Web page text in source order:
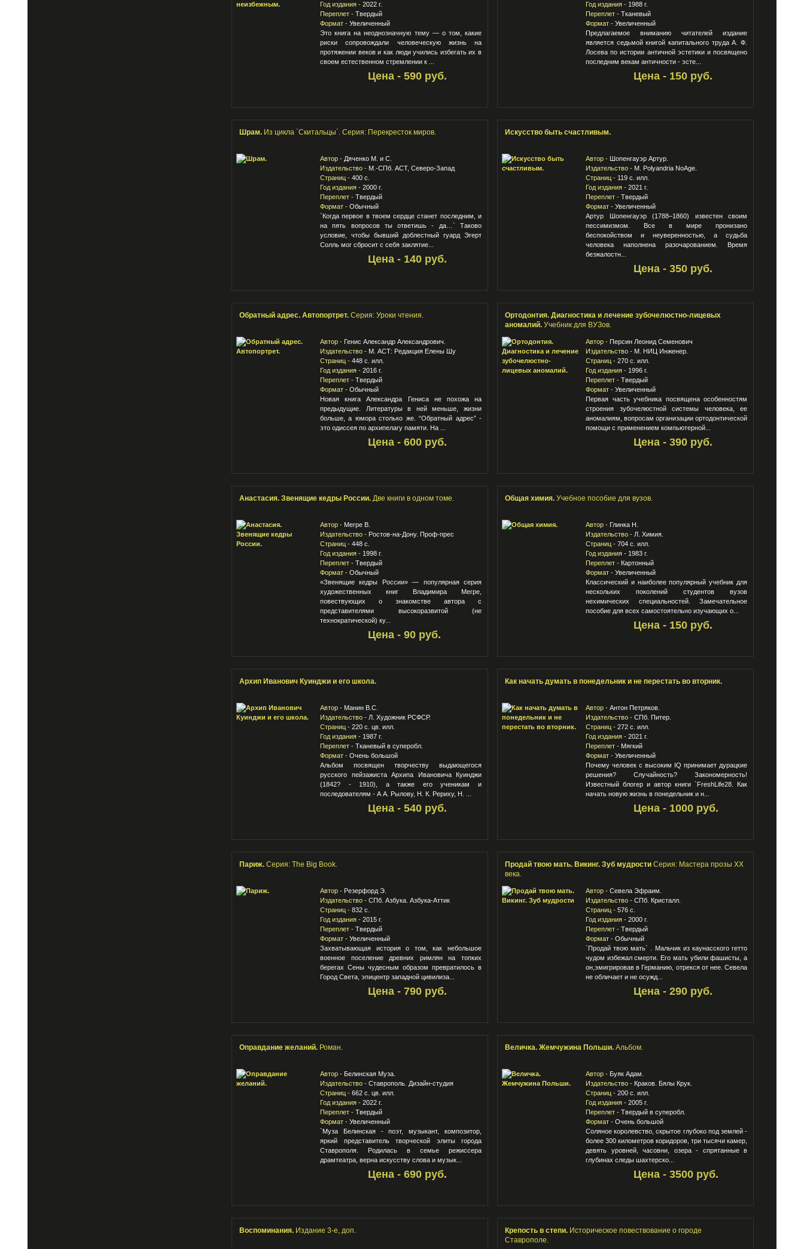
Год издания - 2022 г.
Переплет - Твердый
Формат - Увеличенный
Это книга на неоднозначную тему — о том, какие
риски сопровождали человеческую жизнь на
протяжении веков и как люди учились избегать их в
своем естественном стремлении к ...
Цена - 590 руб.
Год издания - 1988 г.
Переплет - Тканевый
Формат - Увеличенный
Предлагаемое вниманию читателей издание
является седьмой книгой капитального труда А. Ф.
Лосева по истории античной эстетики и посвящено
последним векам античности - эсте...
Цена - 150 руб.
Шрам. Из цикла `Скитальцы`. Серия: Перекресток миров.
Автор - Дяченко М. и С.
Издательство - М.-СПб. АСТ, Северо-Запад
Страниц - 400 с.
Год издания - 2000 г.
Переплет - Твердый
Формат - Обычный
`Когда первое в твоем сердце станет последним, и
на пять вопросов ты ответишь - да…` Таково
условие, чтобы бывший доблестный гуард Эгерт
Солль мог сбросит с себя заклятие...
Цена - 140 руб.
Искусство быть счастливым.
Автор - Шопенгауэр Артур.
Издательство - М. Polyandria NoAge.
Страниц - 119 с. илл.
Год издания - 2021 г.
Переплет - Твердый
Формат - Увеличенный
Артур Шопенгауэр (1788–1860) известен своим
пессимизмом. Все в мире пронизано
беспокойством и неуверенностью, а судьба
человека наполнена разочарованием. Время
безжалостн...
Цена - 350 руб.
Обратный адрес. Автопортрет. Серия: Уроки чтения.
Автор - Генис Александр Александрович.
Издательство - М. АСТ: Редакция Елены Шу
Страниц - 448 с. илл.
Год издания - 2016 г.
Переплет - Твердый
Формат - Обычный
Новая книга Александра Гениса не похожа на
предыдущие. Литературы в ней меньше, жизни
больше, а юмора столько же. “Обратный адрес” -
это одиссея по архипелагу памяти. На ...
Цена - 600 руб.
Ортодонтия. Диагностика и лечение зубочелюстно-лицевых
аномалий. Учебник для ВУЗов.
Автор - Персин Леонид Семенович
Издательство - М. НИЦ Инженер.
Страниц - 270 с. илл.
Год издания - 1996 г.
Переплет - Твердый
Формат - Увеличенный
Первая часть учебника посвящена особенностям
строения зубочелюстной системы человека, ее
аномалиям, вопросам организации ортодонтической
помощи с применением компьютерной...
Цена - 390 руб.
Анастасия. Звенящие кедры России. Две книги в одном томе.
Автор - Мегре В.
Издательство - Ростов-на-Дону. Проф-прес
Страниц - 448 с.
Год издания - 1998 г.
Переплет - Твердый
Формат - Обычный
«Звенящие кедры России» — популярная серия
художественных книг Владимира Мегре,
повествующих о знакомстве автора с
представителями высокоразвитой (не
технократической) ку...
Цена - 90 руб.
Общая химия. Учебное пособие для вузов.
Автор - Глинка Н.
Издательство - Л. Химия.
Страниц - 704 с. илл.
Год издания - 1983 г.
Переплет - Картонный
Формат - Увеличенный
Классический и наиболее популярный учебник для
нескольких поколений студентов вузов
нехимических специальностей. Замечательное
пособие для всех самостоятельно изучающих о...
Цена - 150 руб.
Архип Иванович Куинджи и его школа.
Автор - Манин В.С.
Издательство - Л. Художник РСФСР.
Страниц - 220 с. цв. илл.
Год издания - 1987 г.
Переплет - Тканевый в суперобл.
Формат - Очень большой
Альбом посвящен творчеству выдающегося
русского пейзажиста Архипа Ивановича Куинджи
(1842? - 1910), а также его ученикам и
последователям - А А. Рылову, Н. К. Рериху, Н. ...
Цена - 540 руб.
Как начать думать в понедельник и не перестать во вторник.
Автор - Антон Петряков.
Издательство - СПб. Питер.
Страниц - 272 с. илл.
Год издания - 2021 г.
Переплет - Мягкий
Формат - Увеличенный
Почему человек с высоким IQ принимает дурацкие
решения? Случайность? Закономерность!
Известный блогер и автор книги `FreshLife28. Как
начать новую жизнь в понедельник и н...
Цена - 1000 руб.
Париж. Серия: The Big Book.
Автор - Резерфорд Э.
Издательство - СПб. Азбука. Азбука-Аттик
Страниц - 832 с.
Год издания - 2015 г.
Переплет - Твердый
Формат - Увеличенный
Захватывающая история о том, как небольшое
военное поселение древних римлян на топких
берегах Сены чудесным образом превратилось в
Город Света, эпицентр западной цивилиза...
Цена - 790 руб.
Продай твою мать. Викинг. Зуб мудрости Серия: Мастера прозы ХХ
века.
Автор - Севела Эфраим.
Издательство - СПб. Кристалл.
Страниц - 576 с.
Год издания - 2000 г.
Переплет - Твердый
Формат - Обычный
`Продай твою мать` . Мальчик из каунасского гетто
чудом избежал смерти. Его мать убили фашисты, а
он,эмигрировав в Германию, отрекся от нее. Севела
не обличает и не осужд...
Цена - 290 руб.
Оправдание желаний. Роман.
Автор - Белинская Муза.
Издательство - Ставрополь. Дизайн-студия
Страниц - 662 с. цв. илл.
Год издания - 2022 г.
Переплет - Твердый
Формат - Увеличенный
`Муза Белинская - поэт, музыкант, композитор,
яркий представитель творческой элиты города
Ставрополя. Родилась в семье режиссера
драмтеатра, верна искусству слова и музык...
Цена - 690 руб.
Величка. Жемчужина Польши. Альбом.
Автор - Буяк Адам.
Издательство - Краков. Бялы Крук.
Страниц - 200 с. илл.
Год издания - 2005 г.
Переплет - Твердый в суперобл.
Формат - Очень большой
Соляное королевство, скрытое глубоко под землей -
более 300 километров коридоров, три тысячи камер,
девять уровней, часовни, озера - спрятанные в
глубинах следы шахтерско...
Цена - 3500 руб.
Воспоминания. Издание 3-е, доп. Крепость в степи. Историческое повествование о городе
Ставрополе.